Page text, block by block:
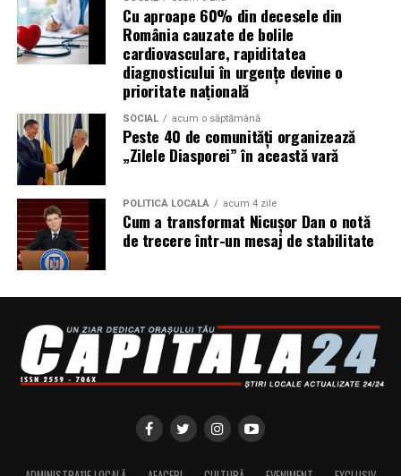
Cu aproape 60% din decesele din
România cauzate de bolile
cardiovasculare, rapiditatea
diagnosticului în urgențe devine o
prioritate națională
SOCIAL acum o săptămână
Peste 40 de comunități organizează
„Zilele Diasporei” în această vară
POLITICĂ LOCALĂ acum 4 zile
Cum a transformat Nicușor Dan o notă
de trecere într-un mesaj de stabilitate